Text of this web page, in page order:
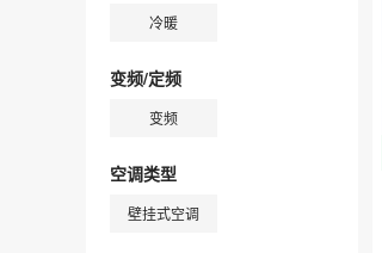
冷暖
变频/定频
变频
空调类型
壁挂式空调